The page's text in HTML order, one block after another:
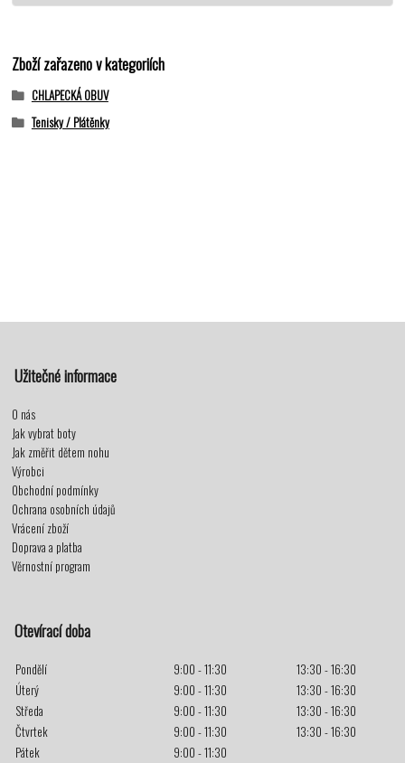
Zboží zařazeno v kategoriích
CHLAPECKÁ OBUV
Tenisky / Plátěnky
Užitečné informace
O nás
Jak vybrat boty
Jak změřit dětem nohu
Výrobci
Obchodní podmínky
Ochrana osobních údajů
Vrácení zboží
Doprava a platba
Věrnostní program
Otevírací doba
Pondělí 9:00 - 11:30
13:30 - 16:30
Úterý
9:00 - 11:30
13:30 - 16:30
Středa
9:00 - 11:30
13:30 - 16:30
Čtvrtek
9:00 - 11:30
13:30 - 16:30
Pátek
9:00 - 11:30